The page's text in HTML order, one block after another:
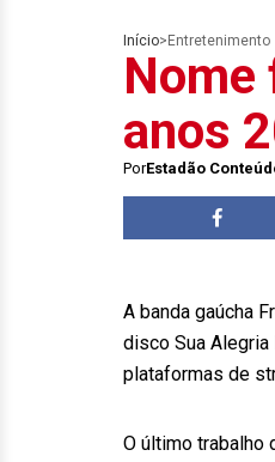
Início> Entretenimento
Nome
anos
PorEstadão
A banda gaúcha
disco Sua Alegria
plataformas de
O último trabalho